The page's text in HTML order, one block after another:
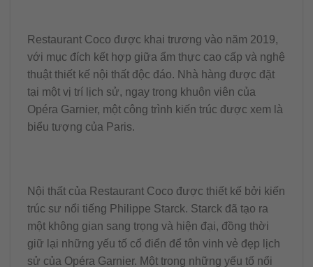
Restaurant Coco được khai trương vào năm 2019,
với mục đích kết hợp giữa ẩm thực cao cấp và nghệ
thuật thiết kế nội thất độc đáo. Nhà hàng được đặt
tại một vị trí lịch sử, ngay trong khuôn viên của
Opéra Garnier, một công trình kiến trúc được xem là
biểu tượng của Paris.
Nội thất của Restaurant Coco được thiết kế bởi kiến
trúc sư nổi tiếng Philippe Starck. Starck đã tạo ra
một không gian sang trọng và hiện đại, đồng thời
giữ lại những yếu tố cổ điển để tôn vinh vẻ đẹp lịch
sử của Opéra Garnier. Một trong những yếu tố nổi